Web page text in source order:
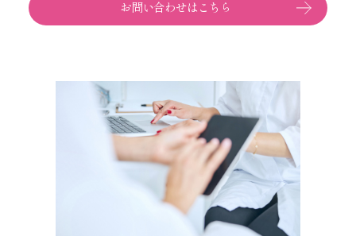
お問い合わせはこちら